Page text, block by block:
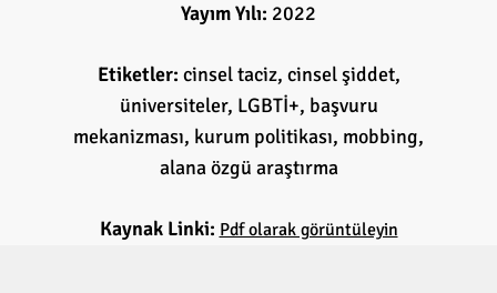
Yayım Yılı: 2022
Etiketler: cinsel taciz, cinsel şiddet,
üniversiteler, LGBTİ+, başvuru
mekanizması, kurum politikası, mobbing,
alana özgü araştırma
Kaynak Linki: Pdf olarak görüntüleyin